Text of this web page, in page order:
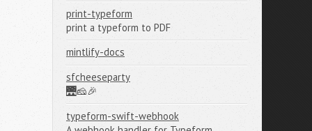
print-typeform
print a typeform to PDF
mintlify-docs
sfcheeseparty
🌉🧀🎉
typeform-swift-webhook